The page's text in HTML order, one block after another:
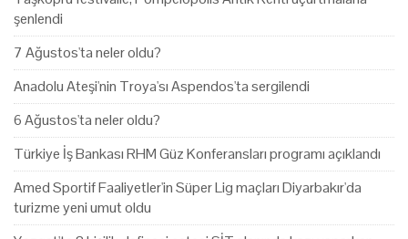
şenlendi
7 Ağustos'ta neler oldu?
Anadolu Ateşi'nin Troya'sı Aspendos'ta sergilendi
6 Ağustos'ta neler oldu?
Türkiye İş Bankası RHM Güz Konferansları programı açıklandı
Amed Sportif Faaliyetler'in Süper Lig maçları Diyarbakır'da
turizme yeni umut oldu